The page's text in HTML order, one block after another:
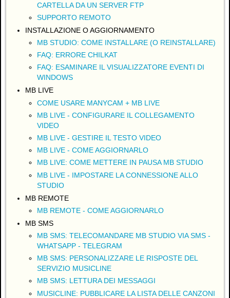
CARTELLA DA UN SERVER FTP
SUPPORTO REMOTO
INSTALLAZIONE O AGGIORNAMENTO
MB STUDIO: COME INSTALLARE (O REINSTALLARE)
FAQ: ERRORE CHILKAT
FAQ: ESAMINARE IL VISUALIZZATORE EVENTI DI
WINDOWS
MB LIVE
COME USARE MANYCAM + MB LIVE
MB LIVE - CONFIGURARE IL COLLEGAMENTO
VIDEO
MB LIVE - GESTIRE IL TESTO VIDEO
MB LIVE - COME AGGIORNARLO
MB LIVE: COME METTERE IN PAUSA MB STUDIO
MB LIVE - IMPOSTARE LA CONNESSIONE ALLO
STUDIO
MB REMOTE
MB REMOTE - COME AGGIORNARLO
MB SMS
MB SMS: TELECOMANDARE MB STUDIO VIA SMS -
WHATSAPP - TELEGRAM
MB SMS: PERSONALIZZARE LE RISPOSTE DEL
SERVIZIO MUSICLINE
MB SMS: LETTURA DEI MESSAGGI
MUSICLINE: PUBBLICARE LA LISTA DELLE CANZONI